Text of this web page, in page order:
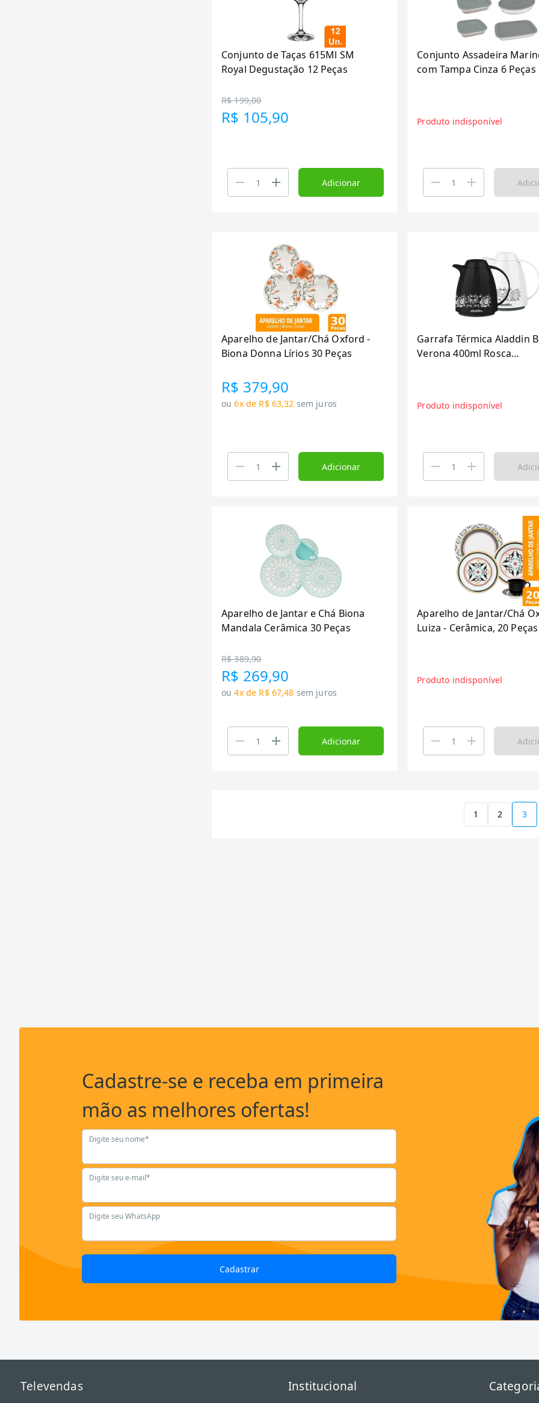
Conjunto de Taças 615Ml SM
Royal Degustação 12 Peças
R$ 199,00
R$ 105,90
Adicionar
Conjunto Assadeira
com Tampa Cinza 6 Peças
Produto indisponível
Aparelho de Jantar/Chá Oxford -
Biona Donna Lírios 30 Peças
R$ 379,90
ou 6x de R$ 63,32 sem juros
Adicionar
Garrafa Térmica Aladdin
Verona 400ml Rosca
Produto indisponível
Aparelho de Jantar e Chá Biona
Mandala Cerâmica 30 Peças
R$ 389,90
R$ 269,90
ou 4x de R$ 67,48 sem juros
Adicionar
Aparelho de Jantar/Chá
Luiza - Cerâmica, 20 Peças
Produto indisponível
1 2 3
Cadastre-se e receba em primeira
mão as melhores ofertas!
Digite seu nome*
Digite seu e-mail*
Digite seu WhatsApp
Cadastrar
Televendas Institucional